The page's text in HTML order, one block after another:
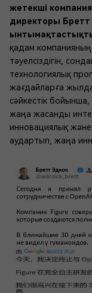
жетекші
директоры
қадам компанияның
тәуелсіздігін,
технологиялық
жағдайларға
сәйкестік
жаңа жасанды
инновациялық
аудартып, жаңа